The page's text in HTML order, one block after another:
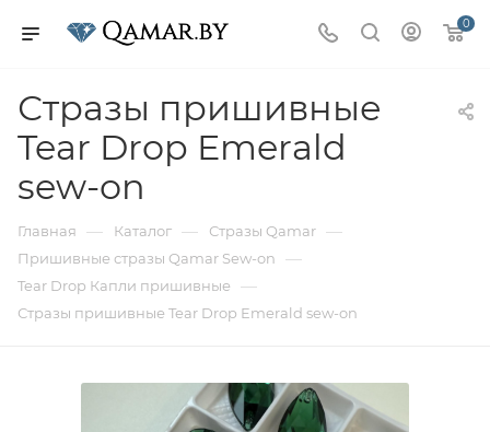
0
Стразы пришивные
Tear Drop Emerald
sew-on
Главная — Каталог — Стразы Qamar —
Пришивные стразы Qamar Sew-on —
Tear Drop Капли пришивные —
Стразы пришивные Tear Drop Emerald sew-on